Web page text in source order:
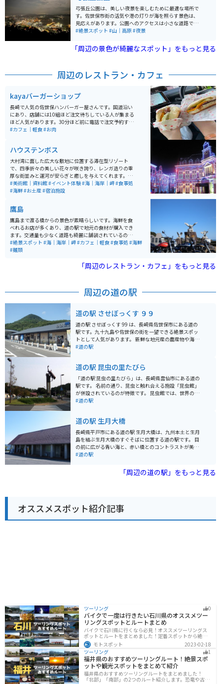
す。西海国立公園に指定されており、平戸を代表する自
然スポットとして親しまれています。
弓張丘公園は、美しい夜景を楽しむために最適な場所で
す。佐世保市街の活気や港の灯りが海を照らす景色は、
見応えがあります。公園へのアクセスは小さな道路で、
カーブもありますので、大きな車でのアクセスは難しい
#絶景スポット #山｜高原#夜景
「周辺の景色が綺麗なスポット」をもっと見る
周辺のレストラン・カフェ
kayaバーガーショップ
長崎で人気の佐世保ハンバーガー屋さんです。国道沿い
にあり、店舗には10組ほど注文待ちしている人が集まる
ほど人気があります。30分ほど前に電話で注文予約する
と、到着しすぐに食べることができます。外にイートス
#カフェ｜軽食#お肉
ハウステンボス
大村湾に面した広大な敷地に位置する滞在型リゾート
で、四季折々の美しい花々が咲き誇り、レンガ造りの重
厚な街並みと運河が安らぎと癒しを与えてくれます。日
本一広いテーマパークとして、ヨーロッパのような街並
み、石畳、運河、街と自然が調和した「美しい街」が特
中で、目いっぱい遊ぶこともゆっくりと宿泊することも
できます。「花と光の感動リゾート」と呼ばれ、異国体
験を満喫できる場所です。場内にはレストラン、ショッ
プ、アミューズメント施設、ホテル、美術館などがあ
り、本格的なリゾートライフを満喫することができま
す。
#美術館｜資料館#イベント体験#海｜海岸｜岬#食事処
#海鮮#お土産#宿泊施設
鷹島
鷹島まで渡る橋からの景色が素晴らしいです。海鮮を食
べれるお店が多くあり、道の駅で地元の食材が購入でき
ます。交通量も少なく道路も綺麗に舗装されているので
ドライブ、バイクツーリングに最適です。
#絶景スポット #海｜海岸｜岬#カフェ｜軽食#食事処 #海鮮
#麺類
「周辺のレストラン・カフェ」をもっと見る
周辺の道の駅
道の駅 させぼっくす ９９
道の駅 させぼっくす 99 は、長崎県佐世保市にある道の
駅です。九十九島や佐世保の街を一望できる絶景スポッ
トとして人気があります。 新鮮な地元産の農産物や海産
物を販売する直売所や、佐世保グルメを味わえるレスト
り、地元の銘菓や海産物加工品など、旅の思い出にぴっ
たりです。 バイクで訪れる場合は、道の駅に広い駐車場
が完備されているので安心です。九十九島の景色を楽し
みながらのツーリングの休憩地点としても最適です。佐
世保市内や周辺の観光スポットへのアクセスも良いの
#道の駅
道の駅 昆虫の里たびら
「道の駅 昆虫の里たびら」は、長崎県雲仙市にある道の
駅です。 名前の通り、昆虫と触れ合える施設「昆虫館」
が併設されているのが特徴です。 昆虫館では、世界のカ
ブトムシやクワガタを生きたまま観察できるほか、チョ
は、雲仙岳や島原湾など風光明媚なスポットも多いの
で、ツーリングの休憩場所としても最適です。 地元の特
産品である雲仙ハムや、新鮮な野菜が購入できるのも魅
力です。 レストランでは、雲仙市のブランド豚「雲仙ス
ーパーポーク」を使った料理などが楽しめます。
#道の駅
道の駅 生月大橋
長崎県平戸市にある道の駅 生月大橋は、九州本土と生月
島を結ぶ生月大橋のすぐそばに位置する道の駅です。 目
の前に広がる青い海と、赤い橋とのコントラストが美し
く、晴れた日には展望台から五島灘や平戸島を一望でき
料理を提供するレストランや、お土産コーナーがありま
す。 生月島は伊勢海老やサザエなどの漁獲が盛んなの
す。 バイクで訪れる場合、道の駅には駐車場も完備され
ているので安心です。 生月大橋は通行料がかかります
が、バイクなら片道150円とリーズナブルです。 風光明
#道の駅
「周辺の道の駅」をもっと見る
オススメスポット紹介記事
ツーリング 0
バイクで一度は行きたい石川県のオススメツー
リングスポットとルートまとめ
バイクで石川県に行くなら必見！オススメツーリングス
ポットとルートをまとめました！定番スポットから絶景
スポット、温泉、海、グルメなど様々なジャンルで楽し
めます。バイクで石川ツーリングに行こうと思っている
人は、参考にしてください。
モトスポット
2023-02-18
ツーリング
1
福井県のおすすめツーリングルート！絶景スポ
ットや観光スポットをまとめて紹介
福井県のおすすめツーリングルートをまとめました！
「北部」「南部」の2つのルート紹介します。恐竜や古代